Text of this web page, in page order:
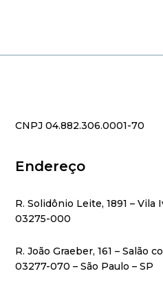
CNPJ 04.882.306.0001-70
Endereço
R. Solidônio Leite, 1891 – Vila
03275-000
R. João Graeber, 161 – Salão
03277-070 – São Paulo – SP